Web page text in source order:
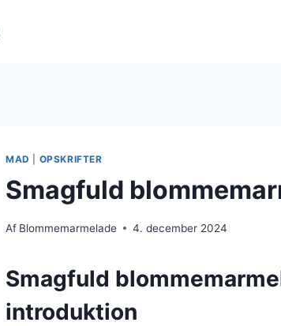
MAD OPSKRIFTER
Smagfuld
Af Blommemarmelade 4. december 2024
Smagfuld
introduktion